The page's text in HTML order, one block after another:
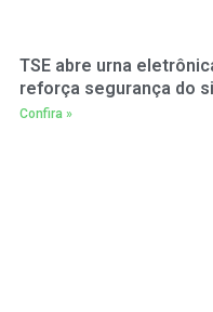
TSE abre urna
reforça segurança do
Confira »